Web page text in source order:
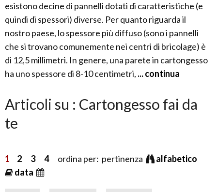
esistono decine di pannelli dotati di caratteristiche (e
quindi di spessori) diverse. Per quanto riguarda il
nostro paese, lo spessore più diffuso (sono i pannelli
che si trovano comunemente nei centri di bricolage) è
di 12,5 millimetri. In genere, una parete in cartongesso
ha uno spessore di 8-10 centimetri, ... continua
Articoli su : Cartongesso fai da
te
1 2 3 4ordina per: pertinenza
alfabetico
data